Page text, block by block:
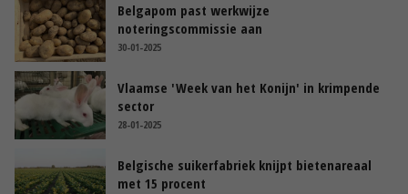
Belgapom past werkwijze
noteringscommissie aan
30-01-2025
Vlaamse 'Week van het Konijn' in krimpende
sector
28-01-2025
Belgische suikerfabriek knijpt bietenareaal
met 15 procent